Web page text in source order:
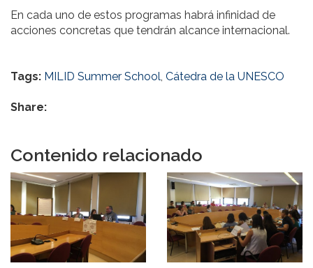
En cada uno de estos programas habrá infinidad de
acciones concretas que tendrán alcance internacional.
Tags: MILID Summer School, Cátedra de la UNESCO
Share:
Contenido relacionado